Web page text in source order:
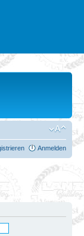
Anmelden